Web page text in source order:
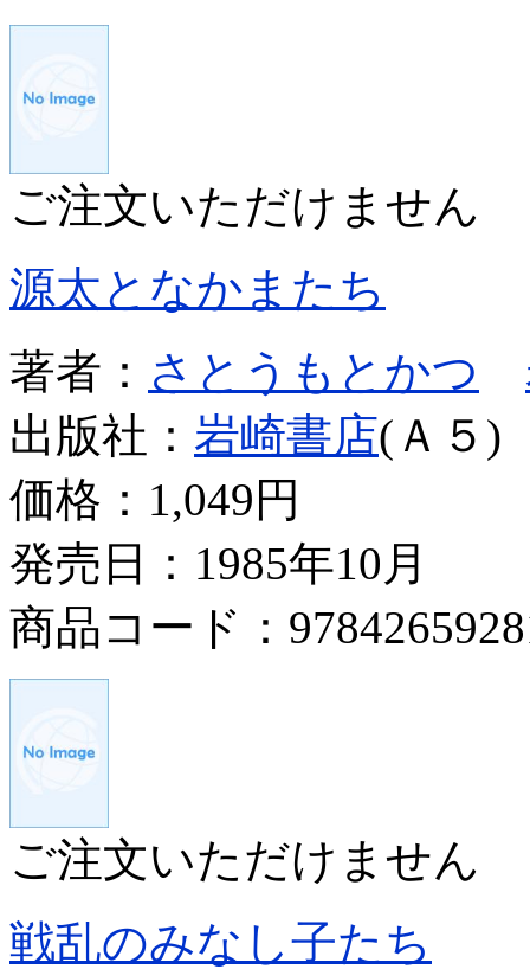
ご注文いただけません
源太となかまたち
著者： さとうもとかつ
出版社： 岩崎書店(Ａ５)
価格： 1,049円
発売日：1985年10月
商品コード：
ご注文いただけません
戦乱のみなし子たち